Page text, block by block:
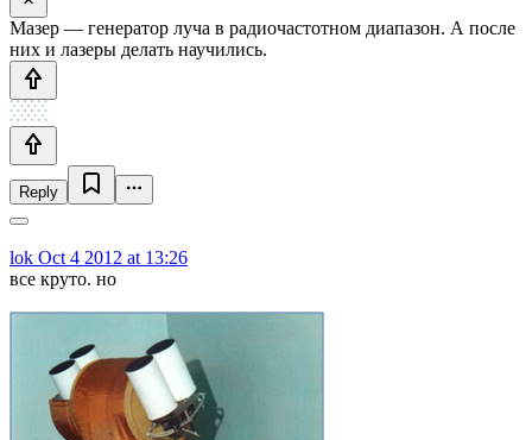
Мазер — генератор луча в радиочастотном диапазон. А после
них и лазеры делать научились.
Reply
lok Oct 4 2012 at 13:26
все круто. но